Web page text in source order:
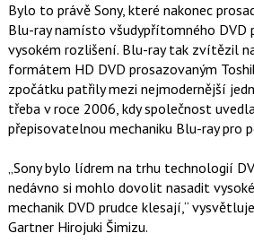
Bylo to právě Sony, které nakonec
Blu-ray namísto všudypřítomného DVD
vysokém rozlišení. Blu-ray tak zvítězil
formátem HD DVD prosazovaným
zpočátku patřily mezi nejmodernější
třeba v roce 2006, kdy společnost
přepisovatelnou mechaniku Blu-ray pro
„Sony bylo lídrem na trhu technologií
nedávno si mohlo dovolit nasadit
mechanik DVD prudce klesají,“
Gartner Hirojuki Šimizu.